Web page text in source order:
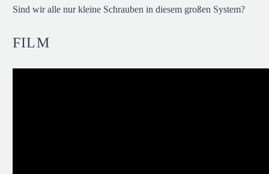
Sind wir alle nur kleine Schrauben in diesem großen System?
FILM